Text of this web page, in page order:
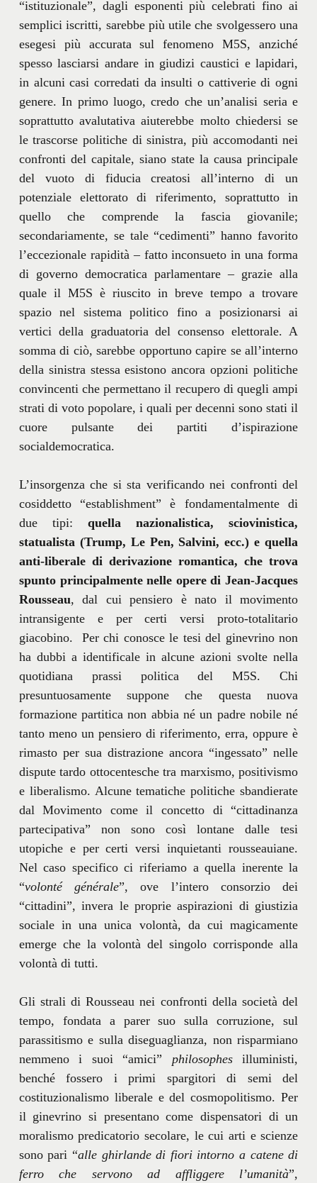
“istituzionale”, dagli esponenti più celebrati fino ai
semplici iscritti, sarebbe più utile che svolgessero una
esegesi più accurata sul fenomeno M5S, anziché
spesso lasciarsi andare in giudizi caustici e lapidari,
in alcuni casi corredati da insulti o cattiverie di ogni
genere. In primo luogo, credo che un’analisi seria e
soprattutto avalutativa aiuterebbe molto chiedersi se
le trascorse politiche di sinistra, più accomodanti nei
confronti del capitale, siano state la causa principale
del vuoto di fiducia creatosi all’interno di un
potenziale elettorato di riferimento, soprattutto in
quello che comprende la fascia giovanile;
secondariamente, se tale “cedimenti” hanno favorito
l’eccezionale rapidità – fatto inconsueto in una forma
di governo democratica parlamentare – grazie alla
quale il M5S è riuscito in breve tempo a trovare
spazio nel sistema politico fino a posizionarsi ai
vertici della graduatoria del consenso elettorale. A
somma di ciò, sarebbe opportuno capire se all’interno
della sinistra stessa esistono ancora opzioni politiche
convincenti che permettano il recupero di quegli ampi
strati di voto popolare, i quali per decenni sono stati il
cuore pulsante dei partiti d’ispirazione
socialdemocratica.
L’insorgenza che si sta verificando nei confronti del
cosiddetto “establishment” è fondamentalmente di
due tipi: quella nazionalistica, sciovinistica,
statualista (Trump, Le Pen, Salvini, ecc.) e quella
anti-liberale di derivazione romantica, che trova
spunto principalmente nelle opere di Jean-Jacques
Rousseau, dal cui pensiero è nato il movimento
intransigente e per certi versi proto-totalitario
giacobino. Per chi conosce le tesi del ginevrino non
ha dubbi a identificale in alcune azioni svolte nella
quotidiana prassi politica del M5S. Chi
presuntuosamente suppone che questa nuova
formazione partitica non abbia né un padre nobile né
tanto meno un pensiero di riferimento, erra, oppure è
rimasto per sua distrazione ancora “ingessato” nelle
dispute tardo ottocentesche tra marxismo, positivismo
e liberalismo. Alcune tematiche politiche sbandierate
dal Movimento come il concetto di “cittadinanza
partecipativa” non sono così lontane dalle tesi
utopiche e per certi versi inquietanti rousseauiane.
Nel caso specifico ci riferiamo a quella inerente la
“volonté générale”, ove l’intero consorzio dei
“cittadini”, invera le proprie aspirazioni di giustizia
sociale in una unica volontà, da cui magicamente
emerge che la volontà del singolo corrisponde alla
volontà di tutti.
Gli strali di Rousseau nei confronti della società del
tempo, fondata a parer suo sulla corruzione, sul
parassitismo e sulla diseguaglianza, non risparmiano
nemmeno i suoi “amici” philosophesilluministi,
benché fossero i primi spargitori di semi del
costituzionalismo liberale e del cosmopolitismo. Per
il ginevrino si presentano come dispensatori di un
moralismo predicatorio secolare, le cui arti e scienze
sono pari “alle ghirlande di fiori intorno a catene di
ferro che servono ad affliggere l’umanità”,